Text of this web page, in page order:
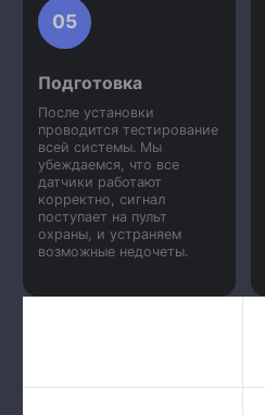
05
Подготовка
После установки
проводится тестирование
всей системы. Мы
убеждаемся, что все
датчики работают
корректно, сигнал
поступает на пульт
охраны, и устраняем
возможные недочеты.